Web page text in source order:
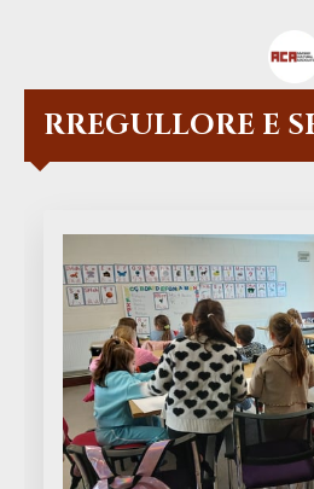
HOME
SWIMMING REGISTRATION &
FEEDBACK FORMS
VOLUNTEERS
ABOUT US
CONTACT US